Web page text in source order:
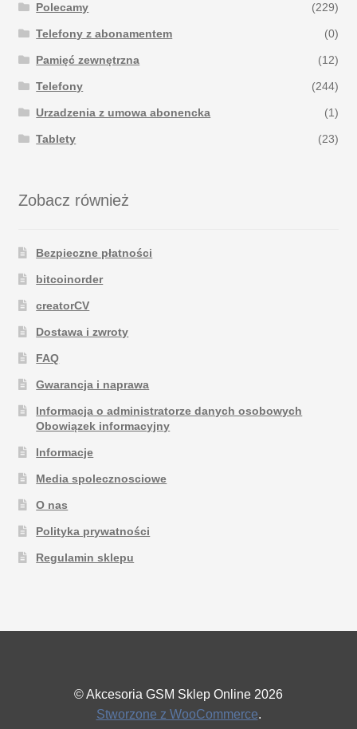
Polecamy (229)
Telefony z abonamentem (0)
Pamięć zewnętrzna (12)
Telefony (244)
Urzadzenia z umowa abonencka (1)
Tablety (23)
Zobacz również
Bezpieczne płatności
bitcoinorder
creatorCV
Dostawa i zwroty
FAQ
Gwarancja i naprawa
Informacja o administratorze danych osobowych
Obowiązek informacyjny
Informacje
Media spolecznosciowe
O nas
Polityka prywatności
Regulamin sklepu
© Akcesoria GSM Sklep Online 2026
Stworzone z WooCommerce.